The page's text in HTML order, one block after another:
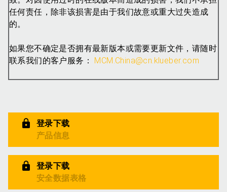
任何责任，除非该损害是由于我们故意或重大过失造成
的。
如果您不确定是否拥有最新版本或需要更新文件，请随时
联系我们的客户服务： MCM.China@cn.klueber.com
登录下载
产品信息
登录下载
安全数据表格